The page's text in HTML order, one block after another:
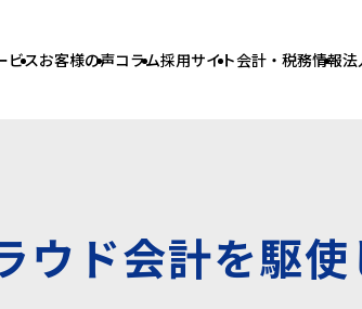
ビスお客様の声コラム採用サイト会計・税務情報法
ウド会計を駆